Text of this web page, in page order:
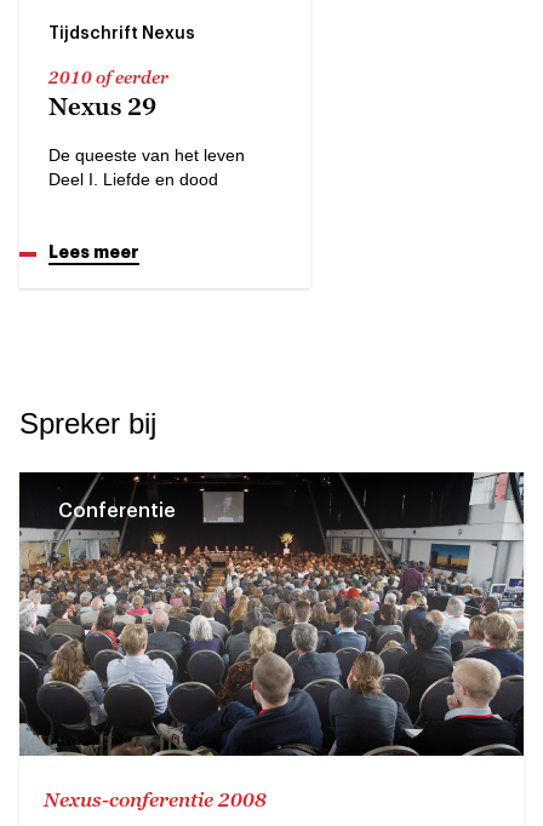
Tijdschrift Nexus
2010 of eerder
Nexus 29
De queeste van het leven
Deel I. Liefde en dood
Lees meer
Spreker bij
Conferentie
Nexus-conferentie 2008